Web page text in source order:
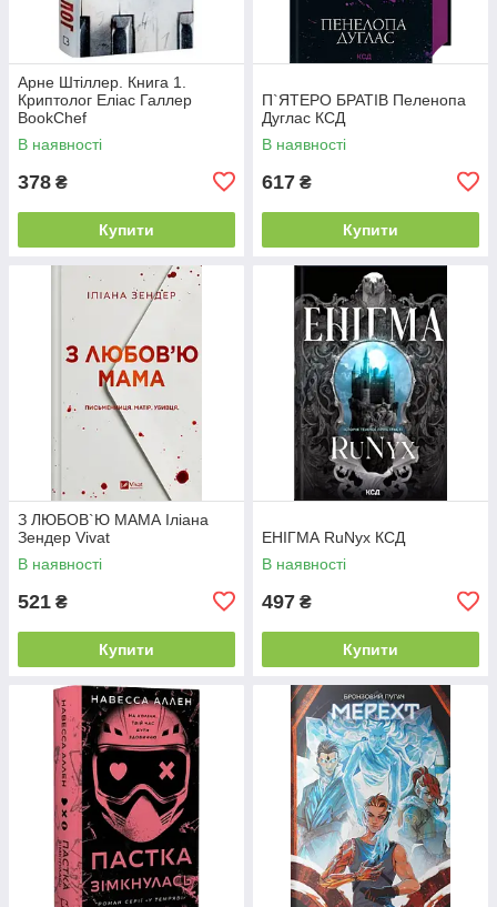
Арне Штіллер. Книга 1.
Криптолог Еліас Галлер
BookChef
В наявності
378 ₴
Купити
П`ЯТЕРО БРАТІВ Пеленопа
Дуглас КСД
В наявності
617 ₴
Купити
З ЛЮБОВ`Ю МАМА Іліана
Зендер Vivat
В наявності
521 ₴
Купити
ЕНІГМА RuNyx КСД
В наявності
497 ₴
Купити